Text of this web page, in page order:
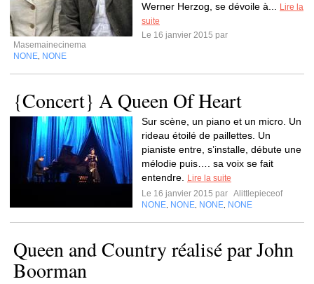
Werner Herzog, se dévoile à...
Lire la
suite
Le 16 janvier 2015 par
Masemainecinema
NONE NONE
{Concert} A Queen Of Heart
Sur scène, un piano et un micro. Un
rideau étoilé de paillettes. Un
pianiste entre, s’installe, débute une
mélodie puis…. sa voix se fait
entendre.
Lire la suite
Le 16 janvier 2015 par Alittlepieceof
NONE NONE NONE NONE
Queen and Country réalisé par John
Boorman